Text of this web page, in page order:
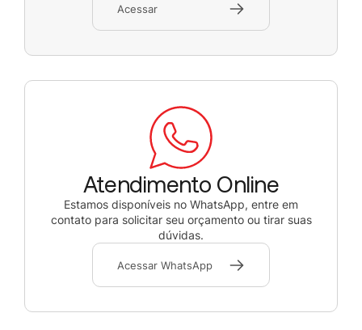
Acessar
Atendimento Online
Estamos disponíveis no WhatsApp, entre em
contato para solicitar seu orçamento ou tirar suas
dúvidas.
Acessar WhatsApp